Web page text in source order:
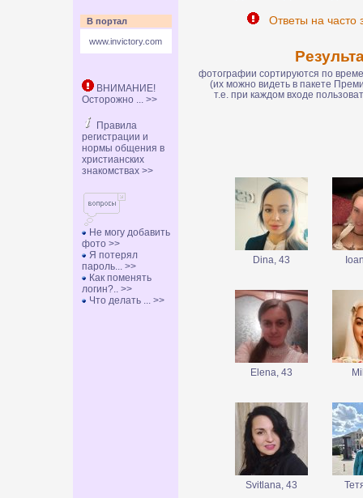
В портал
www.invictory.com
ВНИМАНИЕ!
Осторожно ... >>
Правила
регистрации и
нормы общения в
христианских
знакомствах >>
Не могу добавить
фото >>
Я потерял
пароль... >>
Как поменять
логин?.. >>
Что делать ... >>
Ответы на часто
фотографии сортируются по
(их можно видеть в пакете
т.е. при каждом входе
Dina, 43
Elena, 43
Svitlana, 43